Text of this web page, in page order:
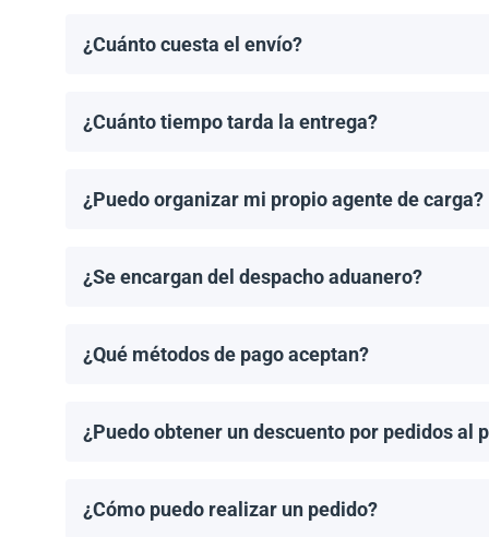
¿Cuánto cuesta el envío?
¿Cuánto tiempo tarda la entrega?
¿Puedo organizar mi propio agente de carga?
¿Se encargan del despacho aduanero?
¿Qué métodos de pago aceptan?
¿Puedo obtener un descuento por pedidos al
¿Cómo puedo realizar un pedido?